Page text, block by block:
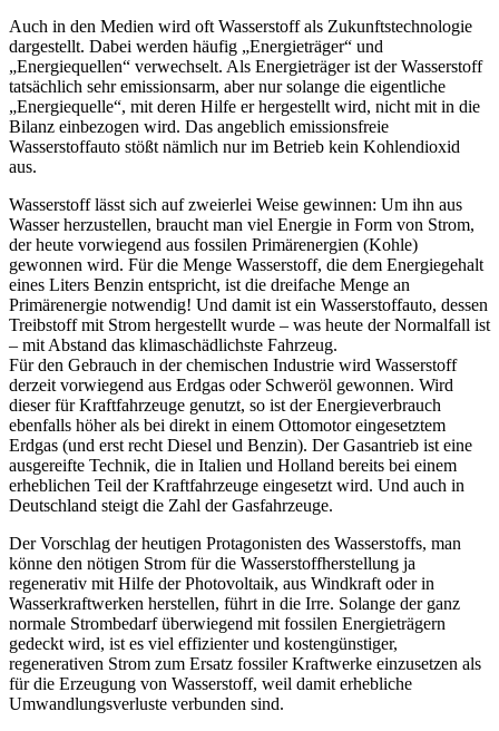
Auch in den Medien wird oft Wasserstoff als Zukunftstechnologie
dargestellt. Dabei werden häufig „Energieträger“ und
„Energiequellen“ verwechselt. Als Energieträger ist der Wasserstoff
tatsächlich sehr emissionsarm, aber nur solange die eigentliche
„Energiequelle“, mit deren Hilfe er hergestellt wird, nicht mit in die
Bilanz einbezogen wird. Das angeblich emissionsfreie
Wasserstoffauto stößt nämlich nur im Betrieb kein Kohlendioxid
aus.
Wasserstoff lässt sich auf zweierlei Weise gewinnen: Um ihn aus
Wasser herzustellen, braucht man viel Energie in Form von Strom,
der heute vorwiegend aus fossilen Primärenergien (Kohle)
gewonnen wird. Für die Menge Wasserstoff, die dem Energiegehalt
eines Liters Benzin entspricht, ist die dreifache Menge an
Primärenergie notwendig! Und damit ist ein Wasserstoffauto, dessen
Treibstoff mit Strom hergestellt wurde – was heute der Normalfall ist
– mit Abstand das klimaschädlichste Fahrzeug.
Für den Gebrauch in der chemischen Industrie wird Wasserstoff
derzeit vorwiegend aus Erdgas oder Schweröl gewonnen. Wird
dieser für Kraftfahrzeuge genutzt, so ist der Energieverbrauch
ebenfalls höher als bei direkt in einem Ottomotor eingesetztem
Erdgas (und erst recht Diesel und Benzin). Der Gasantrieb ist eine
ausgereifte Technik, die in Italien und Holland bereits bei einem
erheblichen Teil der Kraftfahrzeuge eingesetzt wird. Und auch in
Deutschland steigt die Zahl der Gasfahrzeuge.
Der Vorschlag der heutigen Protagonisten des Wasserstoffs, man
könne den nötigen Strom für die Wasserstoffherstellung ja
regenerativ mit Hilfe der Photovoltaik, aus Windkraft oder in
Wasserkraftwerken herstellen, führt in die Irre. Solange der ganz
normale Strombedarf überwiegend mit fossilen Energieträgern
gedeckt wird, ist es viel effizienter und kostengünstiger,
regenerativen Strom zum Ersatz fossiler Kraftwerke einzusetzen als
für die Erzeugung von Wasserstoff, weil damit erhebliche
Umwandlungsverluste verbunden sind.